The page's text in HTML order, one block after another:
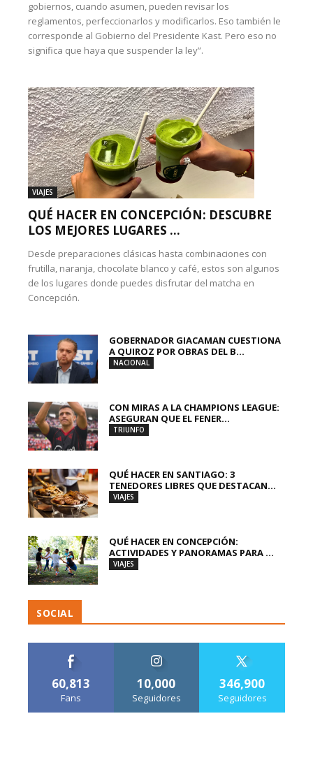
gobiernos, cuando asumen, pueden revisar los
reglamentos, perfeccionarlos y modificarlos. Eso también le
corresponde al Gobierno del Presidente Kast. Pero eso no
significa que haya que suspender la ley”.
VIAJES
QUÉ HACER EN CONCEPCIÓN: DESCUBRE
LOS MEJORES LUGARES ...
Desde preparaciones clásicas hasta combinaciones con
frutilla, naranja, chocolate blanco y café, estos son algunos
de los lugares donde puedes disfrutar del matcha en
Concepción.
GOBERNADOR GIACAMAN CUESTIONA
A QUIROZ POR OBRAS DEL B...
NACIONAL
CON MIRAS A LA CHAMPIONS LEAGUE:
ASEGURAN QUE EL FENER...
TRIUNFO
QUÉ HACER EN SANTIAGO: 3
TENEDORES LIBRES QUE DESTACAN...
VIAJES
QUÉ HACER EN CONCEPCIÓN:
ACTIVIDADES Y PANORAMAS PARA ...
VIAJES
SOCIAL
60,813
Fans
10,000
Seguidores
346,900
Seguidores